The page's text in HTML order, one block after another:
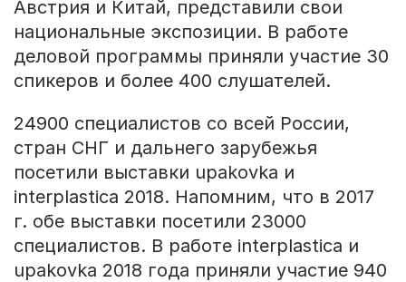
Австрия и Китай, представили свои
национальные экспозиции. В работе
деловой программы приняли участие 30
спикеров и более 400 слушателей.
24900 специалистов со всей России,
стран СНГ и дальнего зарубежья
посетили выставки upakovka и
interplastica 2018. Напомним, что в 2017
г. обе выставки посетили 23000
специалистов. В работе interplastica и
upakovka 2018 года приняли участие 940